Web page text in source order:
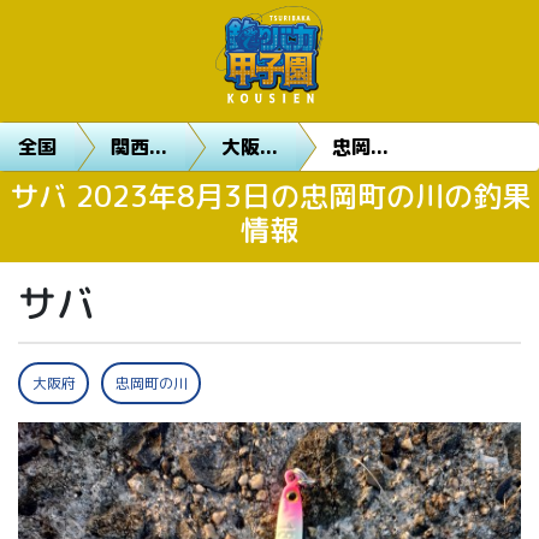
全国 関西... 大阪... 忠岡...
サバ 2023年8月3日の忠岡町の川の釣果
情報
サバ
大阪府 忠岡町の川